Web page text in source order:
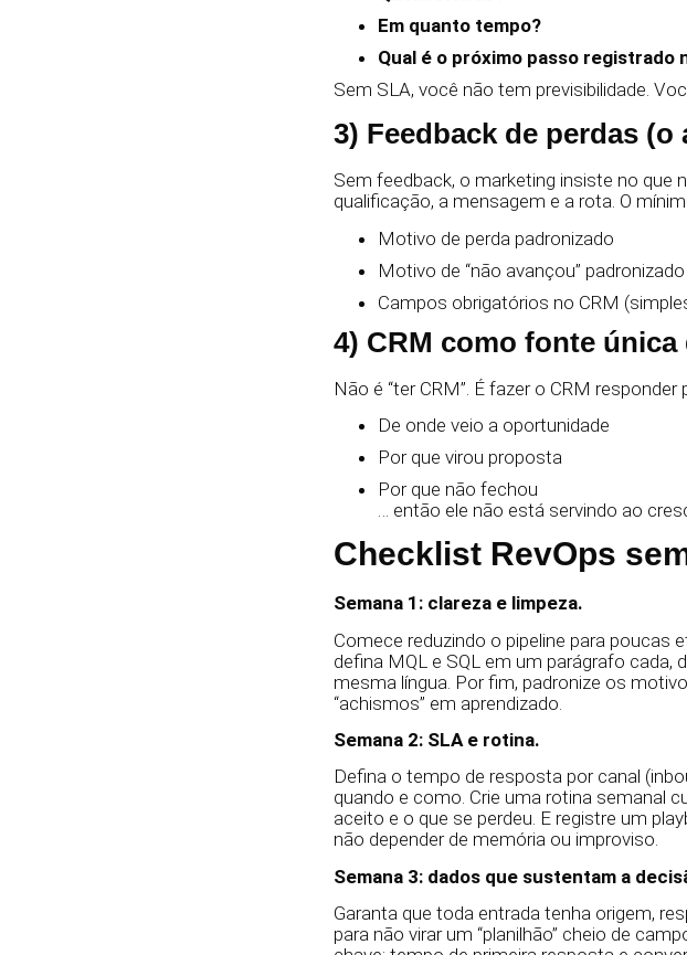
Em quanto tempo?
Qual é o próximo passo registrado
Sem SLA, você não tem previsibilidade.
3) Feedback de perdas
Sem feedback, o marketing insiste no que
qualificação, a mensagem e a rota. O
Motivo de perda padronizado
Motivo de “não avançou” padronizado
Campos obrigatórios no CRM
4) CRM como fonte única
Não é “ter CRM”. É fazer o CRM
De onde veio a oportunidade
Por que virou proposta
Por que não fechou
… então ele não está servindo ao
Checklist RevOps
Semana 1: clareza e limpeza.
Comece reduzindo o pipeline para poucas
defina MQL e SQL em um parágrafo cada,
mesma língua. Por fim, padronize os
“achismos” em aprendizado.
Semana 2: SLA e rotina.
Defina o tempo de resposta por canal
quando e como. Crie uma rotina semanal
aceito e o que se perdeu. E registre um
não depender de memória ou improviso.
Semana 3: dados que sustentam a
Garanta que toda entrada tenha origem,
para não virar um “planilhão” cheio de